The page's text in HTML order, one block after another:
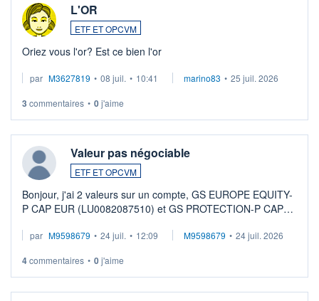
L'OR
ETF ET OPCVM
Oriez vous l'or? Est ce bien l'or
par M3627819 • 08 juil. • 10:41 marino83 • 25 juil. 2026
3 commentaires • 0j'aime
Valeur pas négociable
ETF ET OPCVM
Bonjour, j'ai 2 valeurs sur un compte, GS EUROPE EQUITY-
P CAP EUR (LU0082087510) et GS PROTECTION-P CAP
veux procéder à la vente, on me signale ...
par M9598679 • 24 juil. • 12:09 M9598679 • 24 juil. 2026
4commentaires • 0j'aime